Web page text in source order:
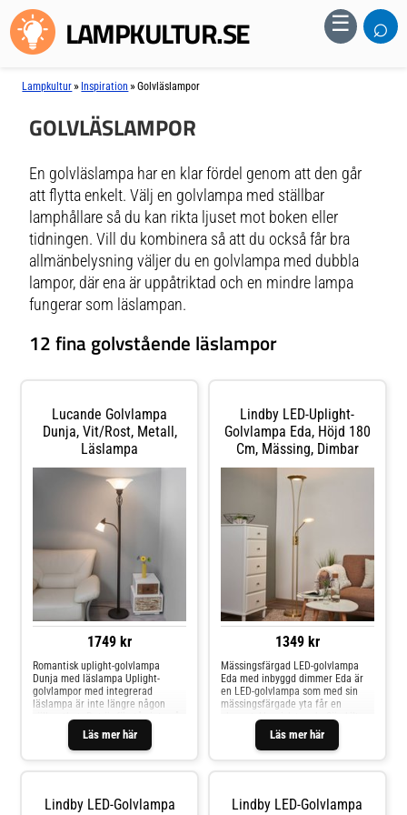
LAMPKULTUR.SE ☰ ⌕
Lampkultur » Inspiration »Golvläslampor
GOLVLÄSLAMPOR
En golvläslampa har en klar fördel genom att den går
att flytta enkelt. Välj en golvlampa med ställbar
lamphållare så du kan rikta ljuset mot boken eller
tidningen. Vill du kombinera så att du också får bra
allmänbelysning väljer du en golvlampa med dubbla
lampor, där ena är uppåtriktad och en mindre lampa
fungerar som läslampan.
12 fina golvstående läslampor
Lucande Golvlampa
Dunja, Vit/rost, Metall,
Läslampa
1749 kr
Läs mer här
Romantisk uplight-golvlampa
Dunja med läslampa Uplight-
golvlampor med integrerad
läslampa är inte längre någon
konstigt, eftersom de är särskilt
praktiska ljuskällor som
kombinerar ett diffust, indirekt
tillfällen. Mindre vanliga är dock
Lindby LED-Uplight-
Golvlampa Eda, Höjd 180
Cm, Mässing, Dimbar
1349 kr
Läs mer här
Mässingsfärgad LED-golvlampa
Eda med inbyggd dimmer Eda är
en LED-golvlampa som med sin
mässingsfärgade yta får en
iögonfallande är strålkastaren
som riktas uppåt och ger ett
behagligt ljus med indirekt effekt.
kan justeras i riktningen tack vare
Lindby LED-Golvlampa
Lindby LED-Golvlampa